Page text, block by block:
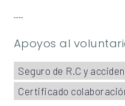
Apoyos al
Seguro de R.C y
Certificado